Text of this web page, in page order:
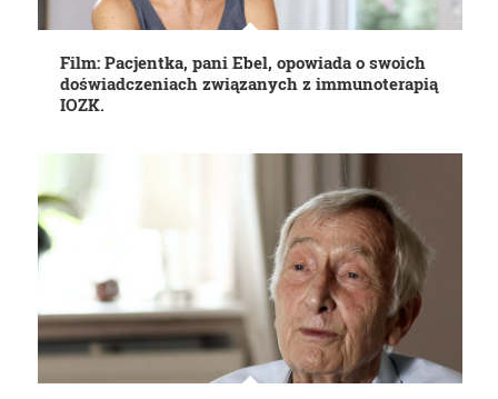
Film: Pacjentka, pani Ebel, opowiada o swoich
doświadczeniach związanych z immunoterapią
IOZK.